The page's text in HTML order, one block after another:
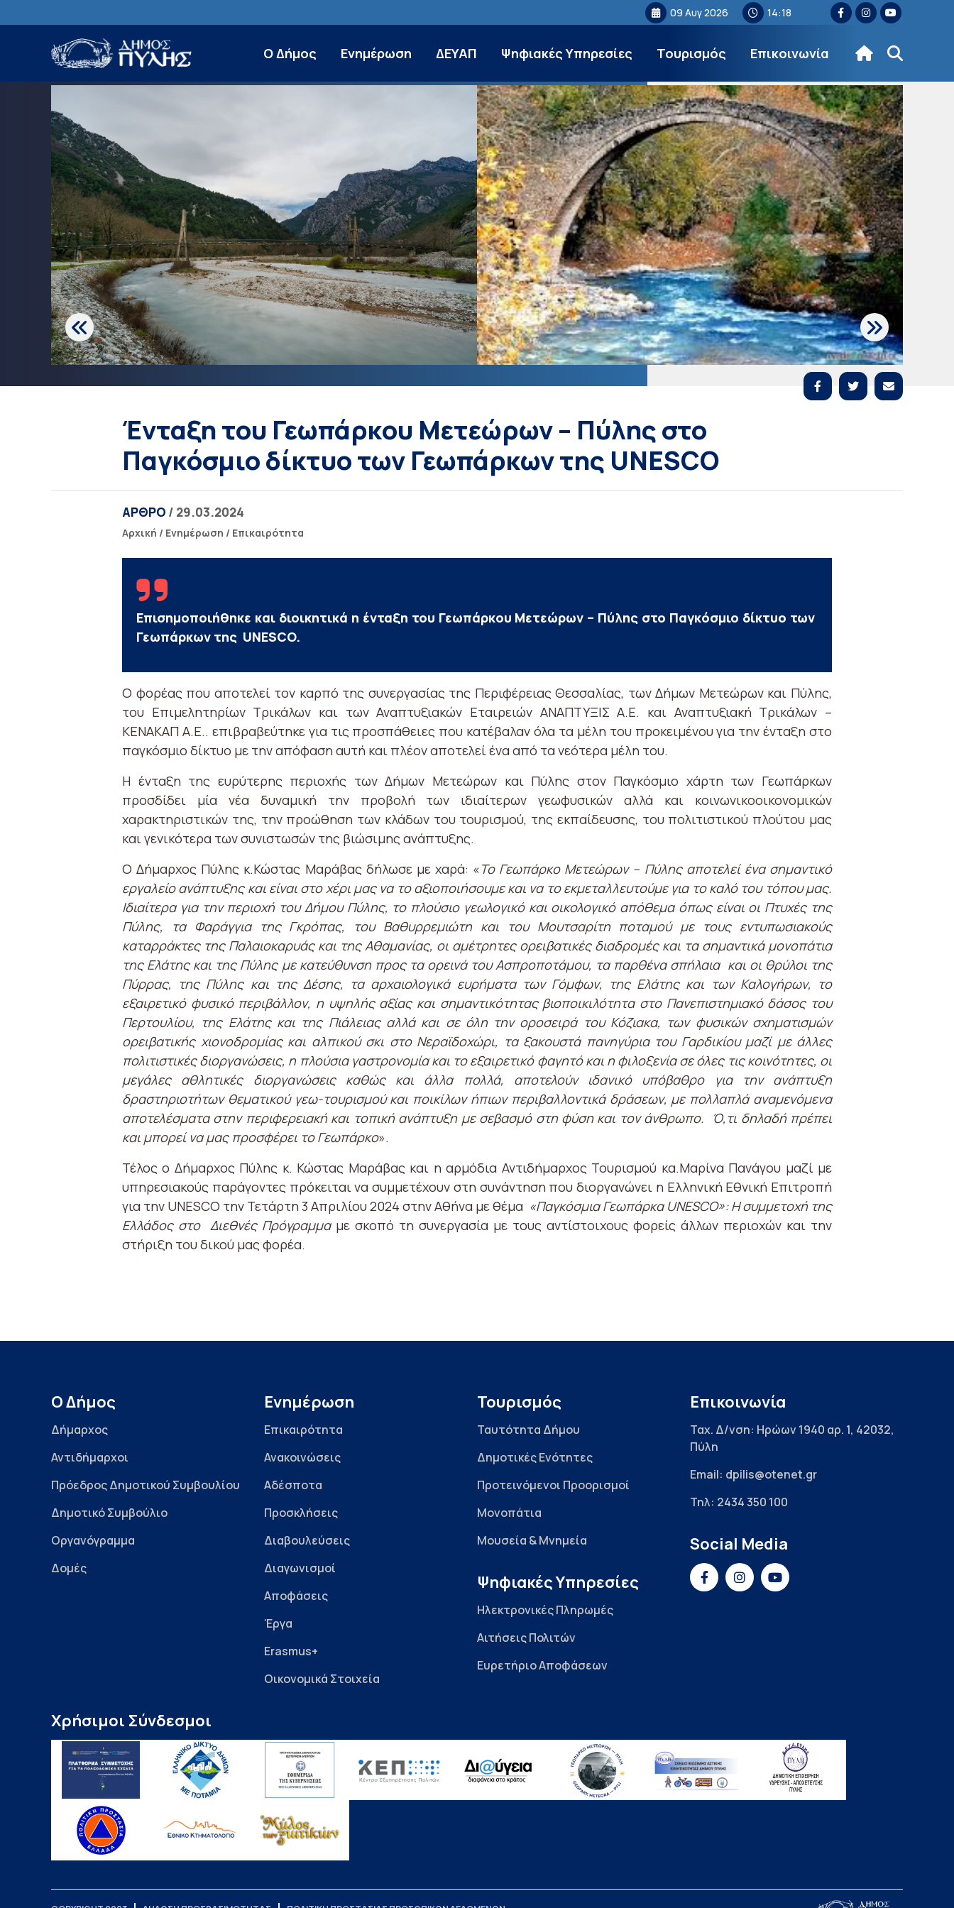
09 Αυγ 2026 14:18
Ο Δήμος Ενημέρωση ΔΕΥΑΠ Ψηφιακές Υπηρεσίες Τουρισμός Επικοινωνία
Ένταξη του Γεωπάρκου Μετεώρων – Πύλης στο
Παγκόσμιο δίκτυο των Γεωπάρκων της UNESCO
ΑΡΘΡΟ / 29.03.2024
Αρχική / Ενημέρωση / Επικαιρότητα
Επισημοποιήθηκε και διοικητικά η ένταξη του Γεωπάρκου Μετεώρων – Πύλης στο Παγκόσμιο δίκτυο των
Γεωπάρκων της UNESCO.
Ο φορέας που αποτελεί τον καρπό της συνεργασίας της Περιφέρειας Θεσσαλίας, των Δήμων Μετεώρων και Πύλης,
του Επιμελητηρίων Τρικάλων και των Αναπτυξιακών Εταιρειών ΑΝΑΠΤΥΞΙΣ Α.Ε. και Αναπτυξιακή Τρικάλων –
ΚΕΝΑΚΑΠ Α.Ε.. επιβραβεύτηκε για τις προσπάθειες που κατέβαλαν όλα τα μέλη του προκειμένου για την ένταξη στο
παγκόσμιο δίκτυο με την απόφαση αυτή και πλέον αποτελεί ένα από τα νεότερα μέλη του.
Η ένταξη της ευρύτερης περιοχής των Δήμων Μετεώρων και Πύλης στον Παγκόσμιο χάρτη των Γεωπάρκων
προσδίδει μία νέα δυναμική την προβολή των ιδιαίτερων γεωφυσικών αλλά και κοινωνικοοικονομικών
χαρακτηριστικών της, την προώθηση των κλάδων του τουρισμού, της εκπαίδευσης, του πολιτιστικού πλούτου μας
και γενικότερα των συνιστωσών της βιώσιμης ανάπτυξης.
Ο Δήμαρχος Πύλης κ.Κώστας Μαράβας δήλωσε με χαρά: «Το Γεωπάρκο Μετεώρων – Πύλης αποτελεί ένα σημαντικό
εργαλείο ανάπτυξης και είναι στο χέρι μας να το αξιοποιήσουμε και να το εκμεταλλευτούμε για το καλό του τόπου μας.
Ιδιαίτερα για την περιοχή του Δήμου Πύλης, το πλούσιο γεωλογικό και οικολογικό απόθεμα όπως είναι οι Πτυχές της
Πύλης, τα Φαράγγια της Γκρόπας, του Βαθυρρεμιώτη και του Μουτσαρίτη ποταμού με τους εντυπωσιακούς
καταρράκτες της Παλαιοκαρυάς και της Αθαμανίας, οι αμέτρητες ορειβατικές διαδρομές και τα σημαντικά μονοπάτια
της Ελάτης και της Πύλης με κατεύθυνση προς τα ορεινά του Ασπροποτάμου, τα παρθένα σπήλαια και οι θρύλοι της
Πύρρας, της Πύλης και της Δέσης, τα αρχαιολογικά ευρήματα των Γόμφων, της Ελάτης και των Καλογήρων, το
εξαιρετικό φυσικό περιβάλλον, η υψηλής αξίας και σημαντικότητας βιοποικιλότητα στο Πανεπιστημιακό δάσος του
Περτουλίου, της Ελάτης και της Πιάλειας αλλά και σε όλη την οροσειρά του Κόζιακα, των φυσικών σχηματισμών
ορειβατικής χιονοδρομίας και αλπικού σκι στο Νεραϊδοχώρι, τα ξακουστά πανηγύρια του Γαρδικίου μαζί με άλλες
πολιτιστικές διοργανώσεις, η πλούσια γαστρονομία και το εξαιρετικό φαγητό και η φιλοξενία σε όλες τις κοινότητες, οι
μεγάλες αθλητικές διοργανώσεις καθώς και άλλα πολλά, αποτελούν ιδανικό υπόβαθρο για την ανάπτυξη
δραστηριοτήτων θεματικού γεω-τουρισμού και ποικίλων ήπιων περιβαλλοντικά δράσεων, με πολλαπλά αναμενόμενα
αποτελέσματα στην περιφερειακή και τοπική ανάπτυξη με σεβασμό στη φύση και τον άνθρωπο. Ό,τι δηλαδή πρέπει
και μπορεί να μας προσφέρει το Γεωπάρκο».
Τέλος ο Δήμαρχος Πύλης κ. Κώστας Μαράβας και η αρμόδια Αντιδήμαρχος Τουρισμού κα.Μαρίνα Πανάγου μαζί με
υπηρεσιακούς παράγοντες πρόκειται να συμμετέχουν στη συνάντηση που διοργανώνει η Ελληνική Εθνική Επιτροπή
για την UNESCO την Τετάρτη 3 Απριλίου 2024 στην Αθήνα με θέμα «Παγκόσμια Γεωπάρκα UNESCO»: Η συμμετοχή της
Ελλάδος στο Διεθνές Πρόγραμμαμε σκοπό τη συνεργασία με τους αντίστοιχους φορείς άλλων περιοχών και την
στήριξη του δικού μας φορέα.
Ο Δήμος
Δήμαρχος
Αντιδήμαρχοι
Πρόεδρος Δημοτικού Συμβουλίου
Δημοτικό Συμβούλιο
Οργανόγραμμα
Δομές
Ενημέρωση
Επικαιρότητα
Ανακοινώσεις
Αδέσποτα
Προσκλήσεις
Διαβουλεύσεις
Διαγωνισμοί
Αποφάσεις
Έργα
Erasmus+
Οικονομικά Στοιχεία
Τουρισμός
Ταυτότητα Δήμου
Δημοτικές Ενότητες
Προτεινόμενοι Προορισμοί
Μονοπάτια
Μουσεία & Μνημεία
Ψηφιακές Υπηρεσίες
Ηλεκτρονικές Πληρωμές
Αιτήσεις Πολιτών
Ευρετήριο Αποφάσεων
Επικοινωνία
Ταχ. Δ/νση: Ηρώων 1940 αρ. 1, 42032,
Πύλη
Email: dpilis@otenet.gr
Τηλ: 2434 350 100
Social Media
Χρήσιμοι Σύνδεσμοι